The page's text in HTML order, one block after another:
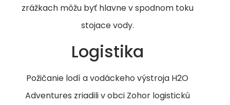
zrážkach môžu byť hlavne v spodnom toku
stojace vody.
Logistika
Požičanie lodí a vodáckeho výstroja H2O
Adventures zriadili v obci Zohor logistickú